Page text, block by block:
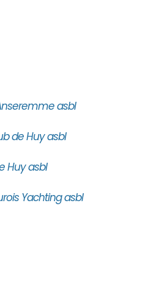
asbl
de Huy asbl
Huy asbl
Yachting asbl